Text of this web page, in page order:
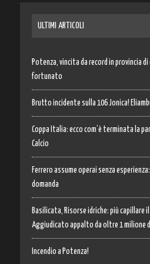
ULTIMI ARTICOLI
Potenza, vincita da record in provincia
fortunato
Brutto incidente sulla 106 Jonica!
Coppa Italia: ecco com’è terminata la
Calcio
Ferrero assume operai senza
domanda
Basilicata, Risorse idriche: più capillare
Aggiudicato appalto da oltre 1 milione
Incendio a Potenza!